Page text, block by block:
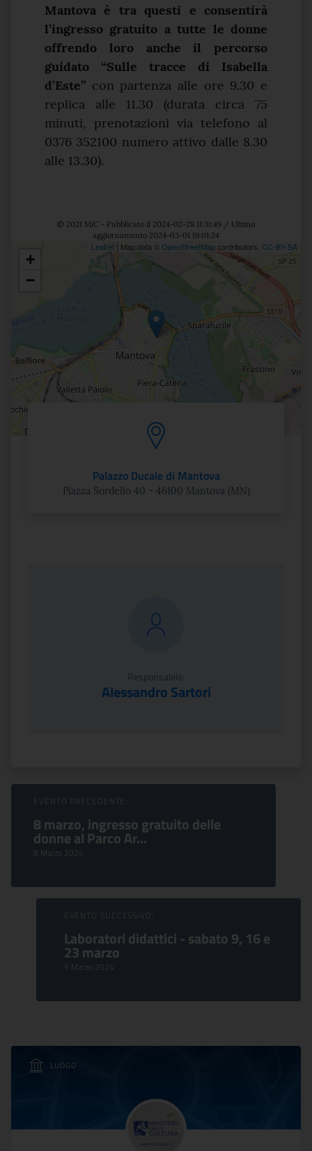
Mantova è tra questi e consentirà
l’ingresso gratuito a tutte le donne
offrendo loro anche il percorso
guidato “Sulle tracce di Isabella
d’Este” con partenza alle ore 9.30 e
replica alle 11.30 (durata circa 75
minuti, prenotazioni via telefono al
0376 352100 numero attivo dalle 8.30
alle 13.30).
© 2021 MiC - Pubblicato il 2024-02-28 11:31:49 / Ultimo
aggiornamento 2024-03-01 19:01:24
Posizione
+
−
Leaflet | Map data © OpenStreetMapcontributors, CC-BY-SA
Palazzo Ducale di Mantova
Piazza Sordello 40 - 46100 Mantova (MN)
Responsabile:
Alessandro Sartori
Sfoglia Eventi
EVENTO PRECEDENTE:
8 marzo, ingresso gratuito delle
donne al Parco Ar...
8 Marzo 2024
EVENTO SUCCESSIVO:
Laboratori didattici - sabato 9, 16 e
23 marzo
9 Marzo 2024
LUOGO